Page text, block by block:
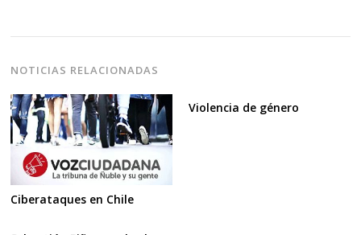
NOTICIAS RELACIONADAS
Ciberataques en Chile
Violencia de género